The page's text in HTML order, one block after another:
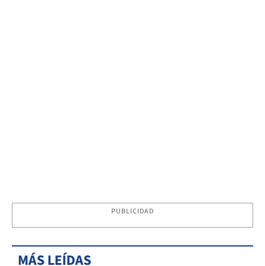
PUBLICIDAD
MÁS LEÍDAS